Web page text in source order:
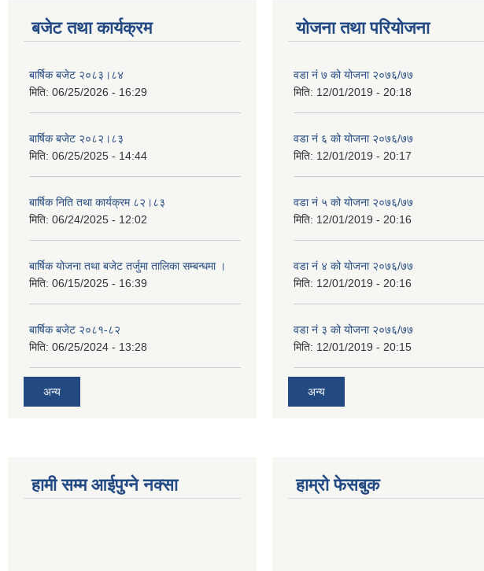
बजेट तथा कार्यक्रम
बार्षिक बजेट २०८३।८४
मिति: 06/25/2026 - 16:29
बार्षिक बजेट २०८२।८३
मिति: 06/25/2025 - 14:44
बार्षिक निति तथा कार्यक्रम ८२।८३
मिति: 06/24/2025 - 12:02
बार्षिक योजना तथा बजेट तर्जुमा तालिका सम्बन्धमा ।
मिति: 06/15/2025 - 16:39
बार्षिक बजेट २०८१-८२
मिति: 06/25/2024 - 13:28
अन्य
योजना तथा परियोजना
वडा नं ७ को योजना २०७६/७७
मिति: 12/01/2019 - 20:18
वडा नं ६ को योजना २०७६/७७
मिति: 12/01/2019 - 20:17
वडा नं ५ को योजना २०७६/७७
मिति: 12/01/2019 - 20:16
वडा नं ४ को योजना २०७६/७७
मिति: 12/01/2019 - 20:16
वडा नं ३ को योजना २०७६/७७
मिति: 12/01/2019 - 20:15
अन्य
हामी सम्म आईपुग्ने नक्सा हाम्रो फेसबुक